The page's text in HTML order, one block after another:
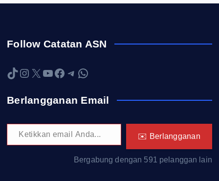
Follow Catatan ASN
TikTok Instagram X YouTube Facebook Telegram WhatsApp
Berlangganan Email
Ketikkan email Anda...
✉️ Berlangganan
Bergabung dengan 591 pelanggan lain